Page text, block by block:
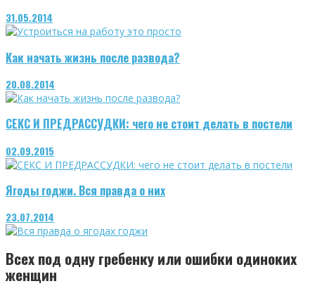
31.05.2014
Как начать жизнь после развода?
20.08.2014
СЕКС И ПРЕДРАССУДКИ: чего не стоит делать в постели
02.09.2015
Ягоды годжи. Вся правда о них
23.07.2014
Всех под одну гребенку или ошибки одиноких
женщин